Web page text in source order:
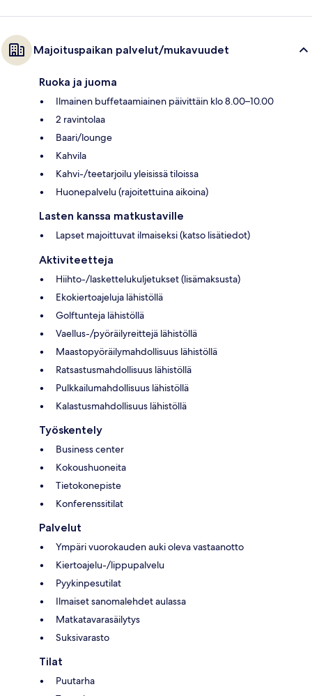
Majoituspaikan palvelut/mukavuudet
Ruoka ja juoma
Ilmainen buffetaamiainen päivittäin klo 8.00–10.00
2 ravintolaa
Baari/lounge
Kahvila
Kahvi-/teetarjoilu yleisissä tiloissa
Huonepalvelu (rajoitettuina aikoina)
Lasten kanssa matkustaville
Lapset majoittuvat ilmaiseksi (katso lisätiedot)
Aktiviteetteja
Hiihto-/laskettelukuljetukset (lisämaksusta)
Ekokiertoajeluja lähistöllä
Golftunteja lähistöllä
Vaellus-/pyöräilyreittejä lähistöllä
Maastopyöräilymahdollisuus lähistöllä
Ratsastusmahdollisuus lähistöllä
Pulkkailumahdollisuus lähistöllä
Kalastusmahdollisuus lähistöllä
Työskentely
Business center
Kokoushuoneita
Tietokonepiste
Konferenssitilat
Palvelut
Ympäri vuorokauden auki oleva vastaanotto
Kiertoajelu-/lippupalvelu
Pyykinpesutilat
Ilmaiset sanomalehdet aulassa
Matkatavarasäilytys
Suksivarasto
Tilat
Puutarha